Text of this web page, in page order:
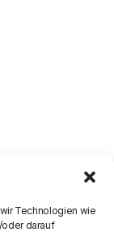
Technologien wie
darauf